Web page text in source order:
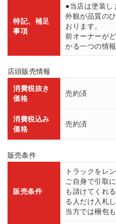
特記、補足
事項
●当店は塗装し
外観が品質の
おります。
前オーナーが
かる一つの情報
店頭販売情報
消費税抜き
価格
売約済
消費税込み
価格
売約済
販売条件
販売条件
トラックをレ
ご自身で引取
も請けてくれ
る人だけ入札
当方では梱包